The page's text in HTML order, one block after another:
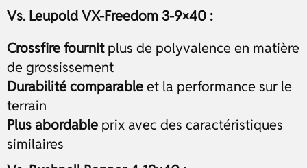
Vs. Leupold VX-Freedom 3-9×40 :
Crossfire fournitplus de polyvalence en matière
de grossissement
Durabilité comparableet la performance sur le
terrain
Plus abordable prix avec des caractéristiques
similaires